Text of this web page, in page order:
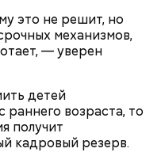
это не решит, но
механизмов,
— уверен
детей
возраста, то
получит
кадровый резерв.